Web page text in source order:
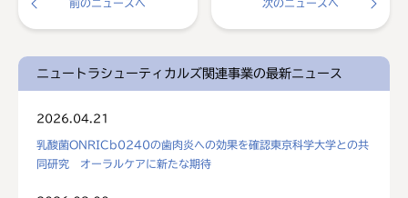
前のニュースへ 次のニュースへ
ニュートラシューティカルズ関連事業の最新ニュース
2026.04.21
乳酸菌ONRICb0240の歯肉炎への効果を確認東京科学大学との共
同研究 オーラルケアに新たな期待